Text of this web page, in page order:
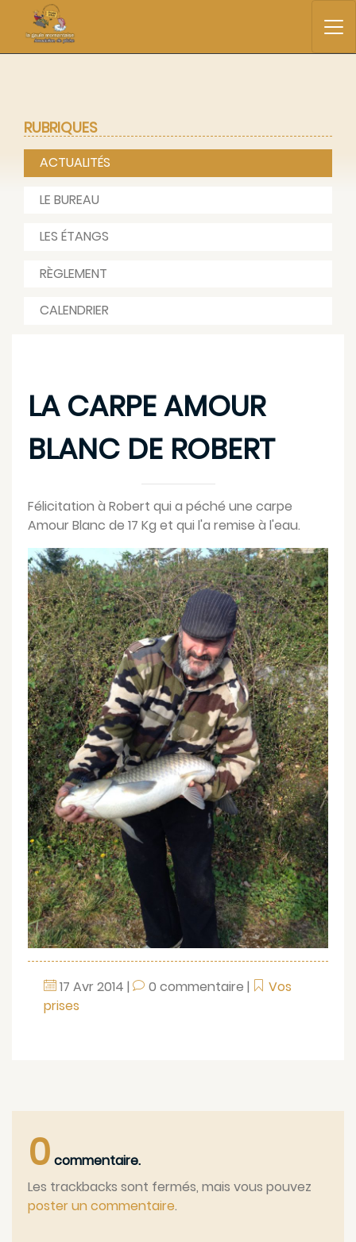
LA CARPE AMOUR
BLANC DE ROBERT
Félicitation à Robert qui a péché une carpe
Amour Blanc de 17 Kg et qui l'a remise à l'eau.
17 Avr 2014 | 0 commentaire |
Vos
prises
0 commentaire.
Les trackbacks sont fermés, mais vous pouvez
poster un commentaire.
RUBRIQUES
ACTUALITÉS
LE BUREAU
LES ÉTANGS
RÈGLEMENT
CALENDRIER